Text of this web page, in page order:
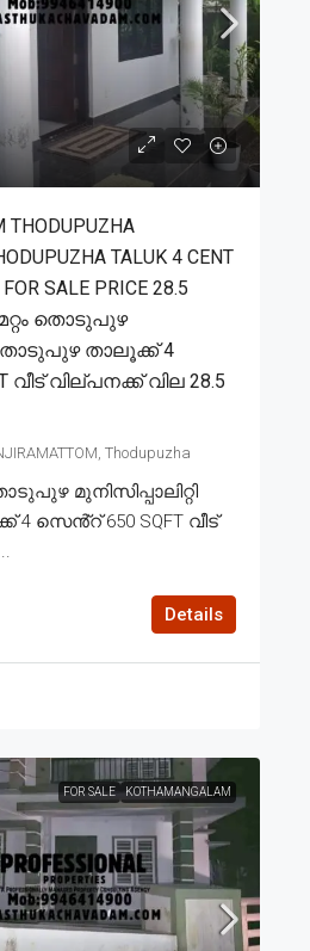
THODUPUZHA
TALUK 4 CENT
SALE PRICE 28.5
തൊടുപുഴ
തൊടുപുഴ താലൂക്ക് 4
വീട് വില്പനക്ക് വില 28.5
Thodupuzha
മുനിസിപ്പാലിറ്റി
സെൻ്റ് 650 SQFT വീട്
Details
FOR SALE KOTHAMANGALAM